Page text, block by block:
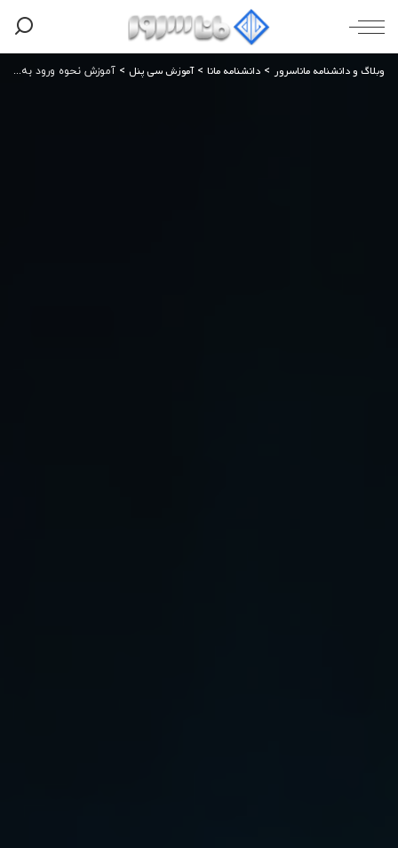
وبلاگ و دانشنامه ماناسرور > دانشنامه مانا >آموزش سی پنل > آموزش نحوه ورود به کنترل پنل هاست سی پنل